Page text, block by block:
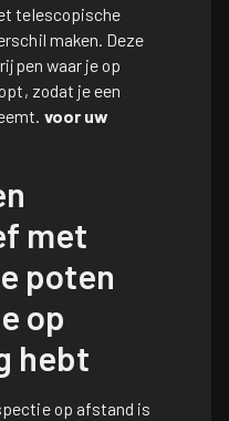
telescopische
maken. Deze
waar je op
zodat je een
voor uw
met
poten
op
hebt
op afstand is